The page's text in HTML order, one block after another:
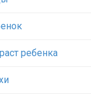
ребенка